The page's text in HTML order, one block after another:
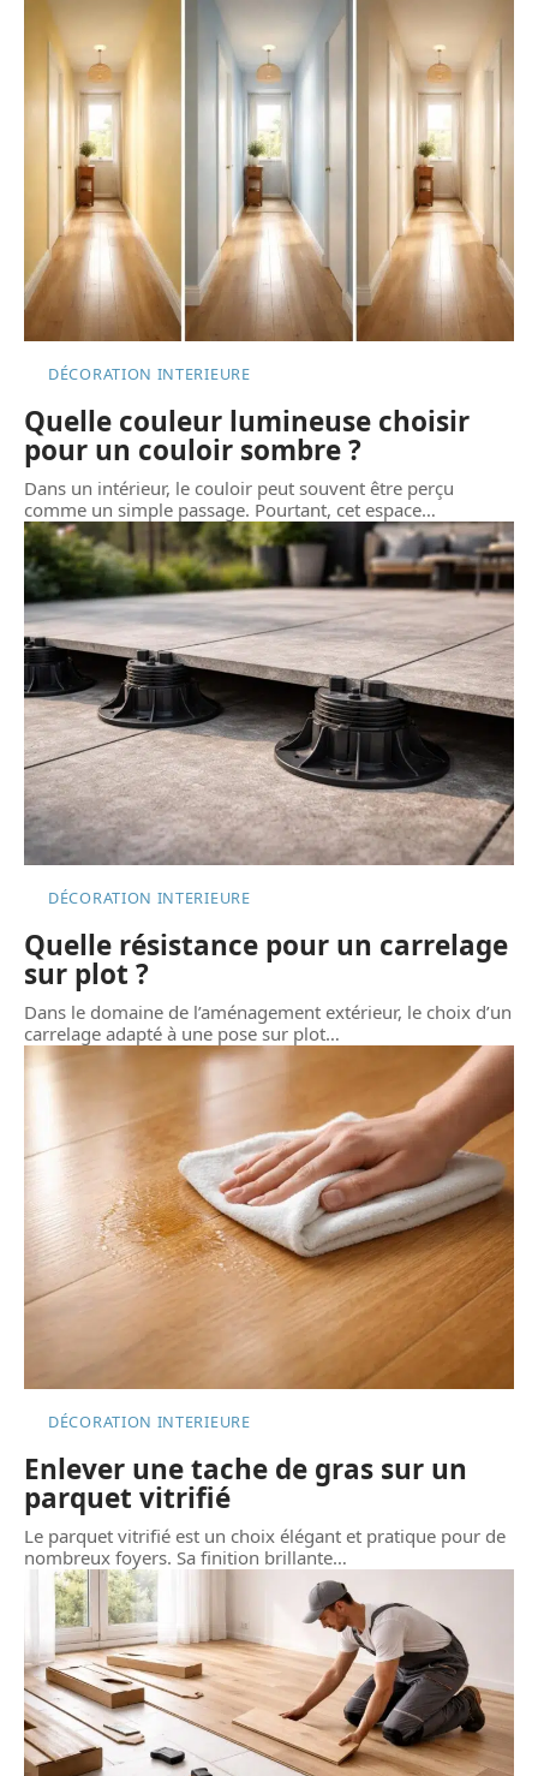
DÉCORATION INTERIEURE
Quelle couleur lumineuse choisir
pour un couloir sombre ?
Dans un intérieur, le couloir peut souvent être perçu
comme un simple passage. Pourtant, cet espace…
DÉCORATION INTERIEURE
Quelle résistance pour un carrelage
sur plot ?
Dans le domaine de l’aménagement extérieur, le choix d’un
carrelage adapté à une pose sur plot…
DÉCORATION INTERIEURE
Enlever une tache de gras sur un
parquet vitrifié
Le parquet vitrifié est un choix élégant et pratique pour de
nombreux foyers. Sa finition brillante…